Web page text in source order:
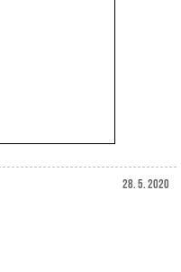
28. 5. 2020